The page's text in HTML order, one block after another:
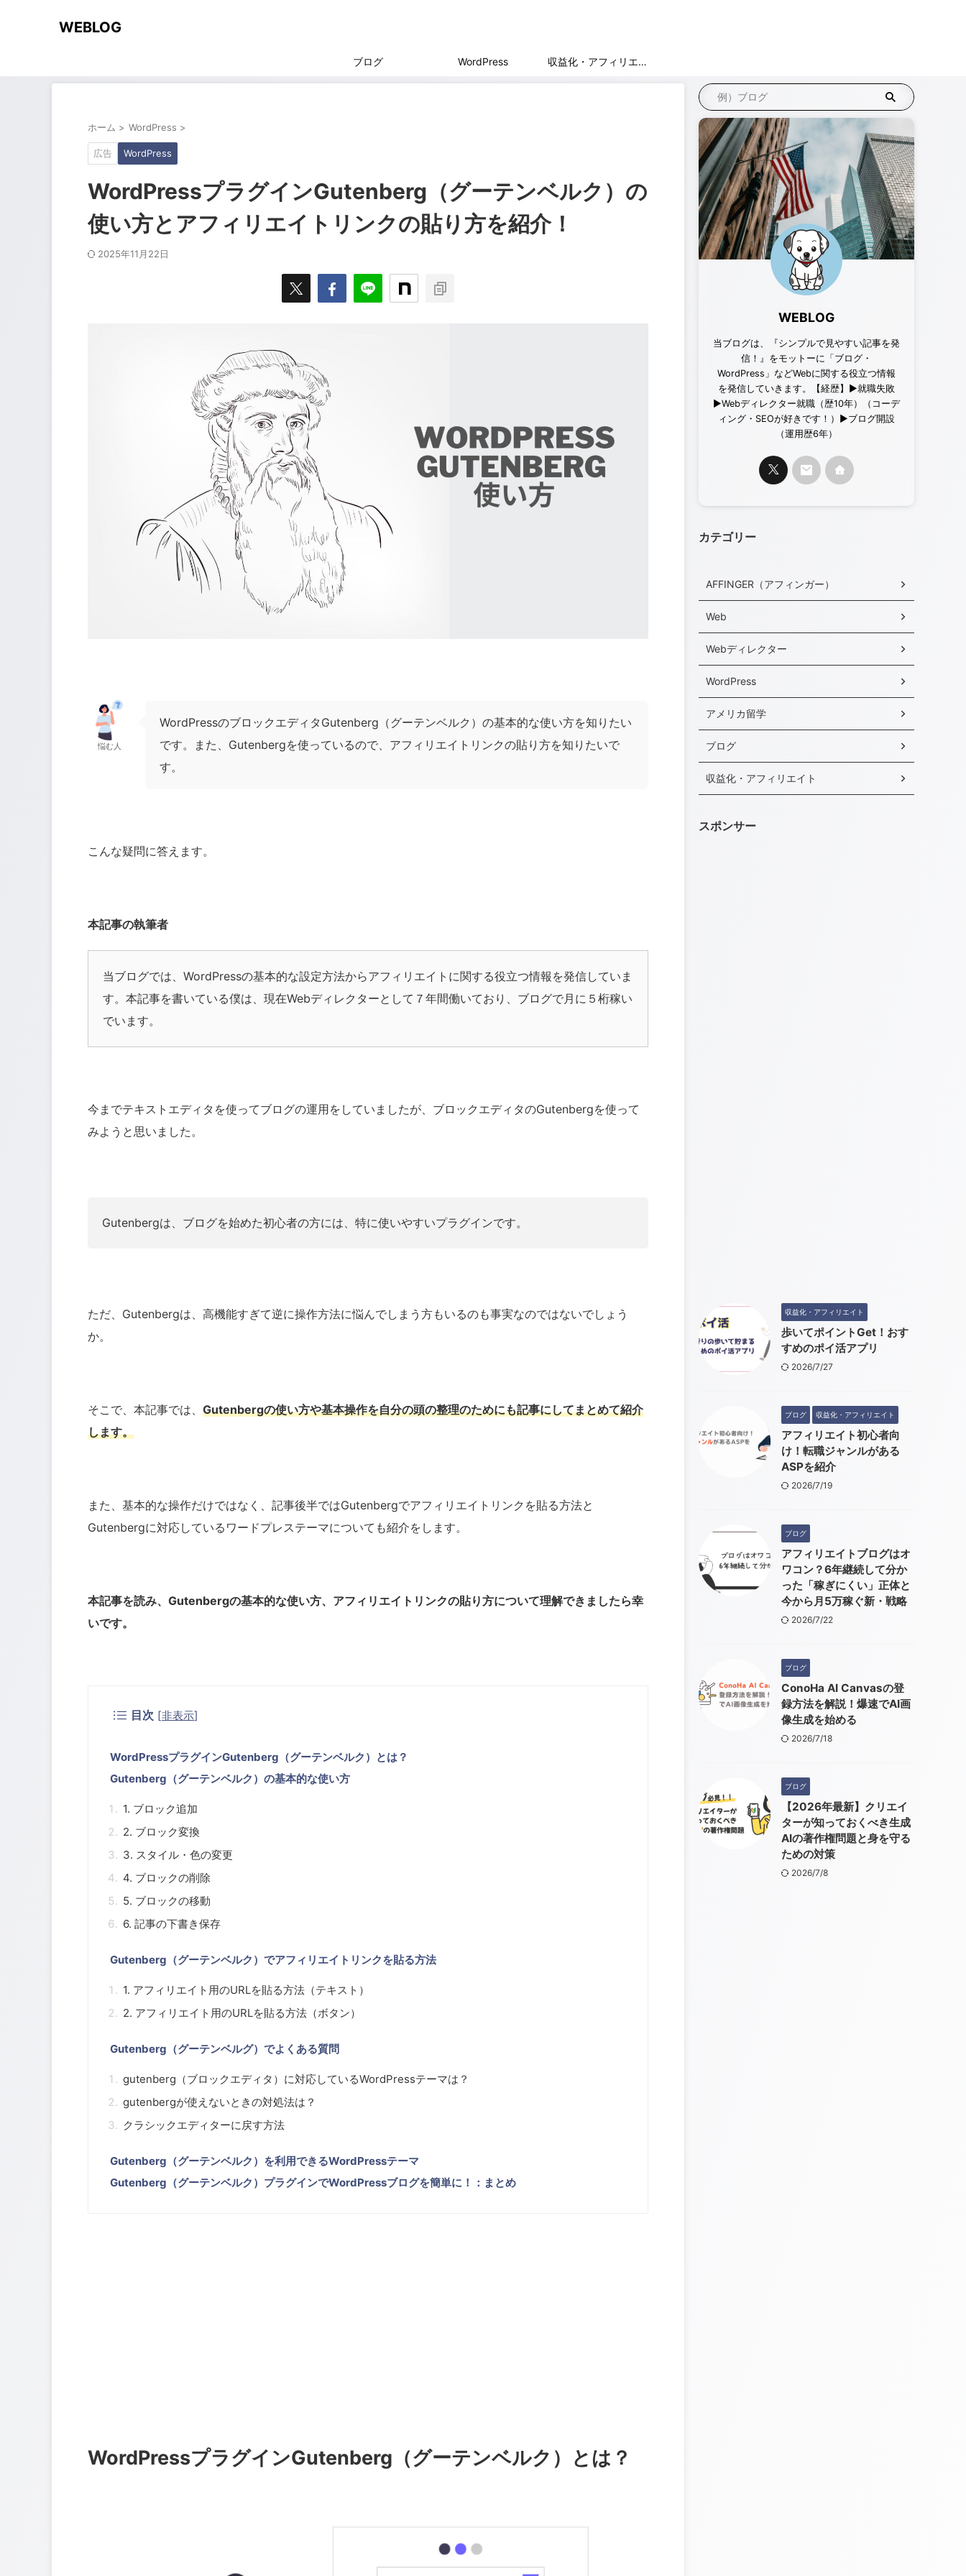
WEBLOG
ブログ WordPress 収益化・アフィリエイト
ホーム > WordPress >
広告 WordPress
WordPressプラグインGutenberg（グーテンベルク）の
使い方とアフィリエイトリンクの貼り方を紹介！
2025年11月22日
悩む人
WordPressのブロックエディタGutenberg（グーテンベルク）の基本的な使い方を知りたい
です。また、Gutenbergを使っているので、アフィリエイトリンクの貼り方を知りたいで
す。
こんな疑問に答えます。
本記事の執筆者
当ブログでは、 WordPressの基本的な設定方法からアフィリエイトに関する役立つ情報を発信していま
す。本記事を書いている僕は、現在Webディレクターとして７年間働いており、ブログで月に５桁稼い
でいます。
今までテキストエディタを使ってブログの運用をしていましたが、ブロックエディタのGutenbergを使って
みようと思いました。
Gutenbergは、ブログを始めた初心者の方には、特に使いやすいプラグインです。
ただ、Gutenbergは、高機能すぎて逆に操作方法に悩んでしまう方もいるのも事実なのではないでしょう
か。
そこで、本記事では、 Gutenbergの使い方や基本操作を自分の頭の整理のためにも記事にしてまとめて紹介
します。
また、基本的な操作だけではなく、記事後半ではGutenbergでアフィリエイトリンクを貼る方法と
Gutenbergに対応しているワードプレステーマについても紹介をします。
本記事を読み、Gutenbergの基本的な使い方、アフィリエイトリンクの貼り方について理解できましたら幸
いです。
目次 [非表示]
WordPressプラグインGutenberg（グーテンベルク）とは？
Gutenberg（グーテンベルク）の基本的な使い方
1. ブロック追加
2. ブロック変換
3. スタイル・色の変更
4. ブロックの削除
5. ブロックの移動
6. 記事の下書き保存
Gutenberg（グーテンベルク）でアフィリエイトリンクを貼る方法
1. アフィリエイト用のURLを貼る方法（テキスト）
2. アフィリエイト用のURLを貼る方法（ボタン）
Gutenberg（グーテンベルグ）でよくある質問
gutenberg（ブロックエディタ）に対応しているWordPressテーマは？
gutenbergが使えないときの対処法は？
クラシックエディターに戻す方法
Gutenberg（グーテンベルク）を利用できるWordPressテーマ
Gutenberg（グーテンベルク）プラグインでWordPressブログを簡単に！：まとめ
WordPressプラグインGutenberg（グーテンベルク） とは？
WEBLOG
当ブログは、『シンプルで見やすい記事を発
信！』をモットーに「ブログ・
WordPress」などWebに関する役立つ情報
を発信していきます。【経歴】▶︎就職失敗
▶︎Webディレクター就職（歴10年）（コーデ
ィング・SEOが好きです！）▶︎ブログ開設
（運用歴6年）
カテゴリー
AFFINGER（アフィンガー）
Web
Webディレクター
WordPress
アメリカ留学
ブログ
収益化・アフィリエイト
スポンサー
収益化・アフィリエイト
歩いてポイントGet！おす
すめのポイ活アプリ
2026/7/27
ブログ 収益化・アフィリエイト
アフィリエイト初心者向
け！転職ジャンルがある
ASPを紹介
2026/7/19
ブログ
アフィリエイトブログはオ
ワコン？6年継続して分か
った「稼ぎにくい」正体と
今から月5万稼ぐ新・戦略
2026/7/22
ブログ
ConoHa AI Canvasの登
録方法を解説！爆速でAI画
像生成を始める
2026/7/18
ブログ
【2026年最新】クリエイ
ターが知っておくべき生成
AIの著作権問題と身を守る
ための対策
2026/7/8